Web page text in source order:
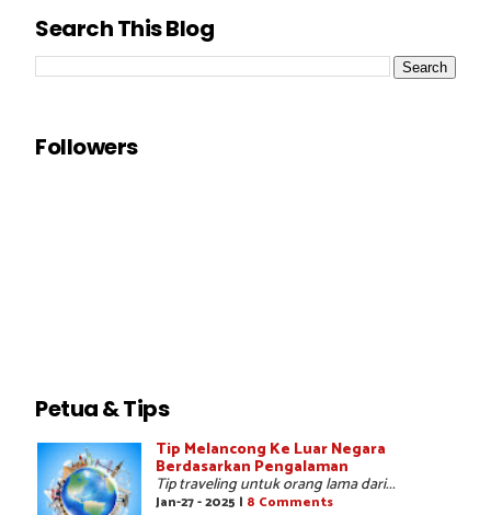
Search This Blog
Followers
Petua & Tips
Tip Melancong Ke Luar Negara
Berdasarkan Pengalaman
Tip traveling untuk orang lama dari...
Jan-27 - 2025 | 8 Comments